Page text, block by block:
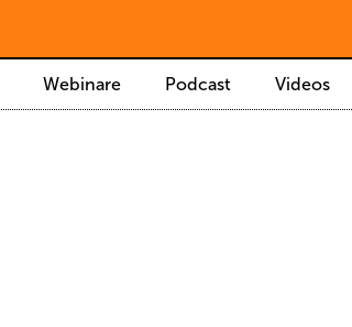
Webinare Podcast Videos